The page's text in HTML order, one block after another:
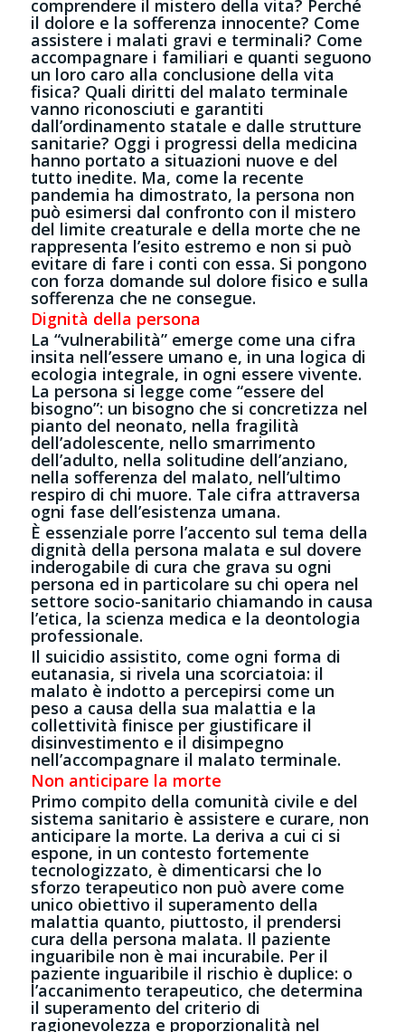
comprendere il mistero della vita? Perché
il dolore e la sofferenza innocente? Come
assistere i malati gravi e terminali? Come
accompagnare i familiari e quanti seguono
un loro caro alla conclusione della vita
fisica? Quali diritti del malato terminale
vanno riconosciuti e garantiti
dall’ordinamento statale e dalle strutture
sanitarie? Oggi i progressi della medicina
hanno portato a situazioni nuove e del
tutto inedite. Ma, come la recente
pandemia ha dimostrato, la persona non
può esimersi dal confronto con il mistero
del limite creaturale e della morte che ne
rappresenta l’esito estremo e non si può
evitare di fare i conti con essa. Si pongono
con forza domande sul dolore fisico e sulla
sofferenza che ne consegue.
Dignità della persona
La “vulnerabilità” emerge come una cifra
insita nell’essere umano e, in una logica di
ecologia integrale, in ogni essere vivente.
La persona si legge come “essere del
bisogno”: un bisogno che si concretizza nel
pianto del neonato, nella fragilità
dell’adolescente, nello smarrimento
dell’adulto, nella solitudine dell’anziano,
nella sofferenza del malato, nell’ultimo
respiro di chi muore. Tale cifra attraversa
ogni fase dell’esistenza umana.
È essenziale porre l’accento sul tema della
dignità della persona malata e sul dovere
inderogabile di cura che grava su ogni
persona ed in particolare su chi opera nel
settore socio-sanitario chiamando in causa
l’etica, la scienza medica e la deontologia
professionale.
Il suicidio assistito, come ogni forma di
eutanasia, si rivela una scorciatoia: il
malato è indotto a percepirsi come un
peso a causa della sua malattia e la
collettività finisce per giustificare il
disinvestimento e il disimpegno
nell’accompagnare il malato terminale.
Non anticipare la morte
Primo compito della comunità civile e del
sistema sanitario è assistere e curare, non
anticipare la morte. La deriva a cui ci si
espone, in un contesto fortemente
tecnologizzato, è dimenticarsi che lo
sforzo terapeutico non può avere come
unico obiettivo il superamento della
malattia quanto, piuttosto, il prendersi
cura della persona malata. Il paziente
inguaribile non è mai incurabile. Per il
paziente inguaribile il rischio è duplice: o
l’accanimento terapeutico, che determina
il superamento del criterio di
ragionevolezza e proporzionalità nel